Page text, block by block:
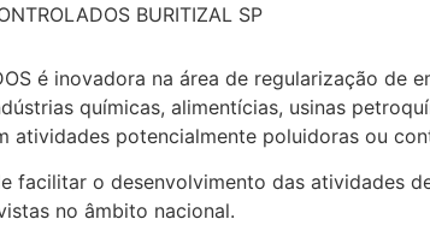
BURITIZAL SP
é inovadora na área de regularização
químicas, alimentícias, usinas
atividades potencialmente poluidoras ou
facilitar o desenvolvimento das atividades
no âmbito nacional.